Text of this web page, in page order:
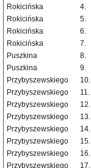
Rokicińska
4.
Rokicińska
5.
Rokicińska
6.
Rokicińska
7.
Puszkina
8.
Puszkina
9.
Przybyszewskiego
10.
Przybyszewskiego
11.
Przybyszewskiego
12.
Przybyszewskiego
13.
Przybyszewskiego
14.
Przybyszewskiego
15.
Przybyszewskiego
16.
Przybyszewskiego
17.